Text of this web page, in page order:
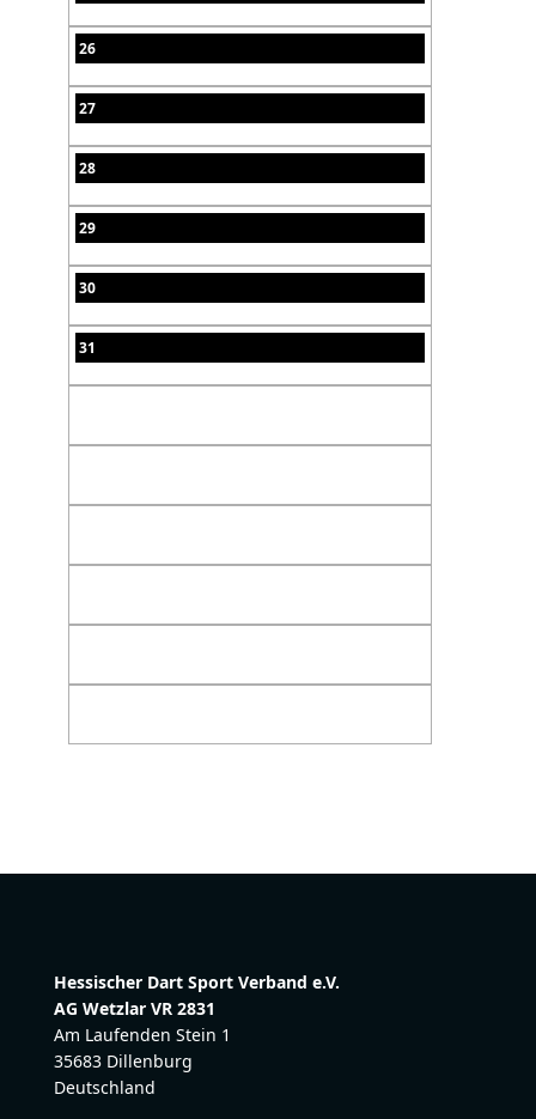
26
27
28
29
30
31
Hessischer Dart Sport Verband e.V.
AG Wetzlar VR 2831
Am Laufenden Stein 1
35683 Dillenburg
Deutschland